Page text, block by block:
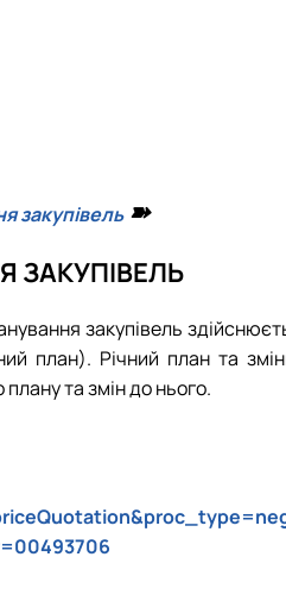
закупівель➽
ЗАКУПІВЕЛЬ
закупівель
план). Річний план та
та змін до нього.